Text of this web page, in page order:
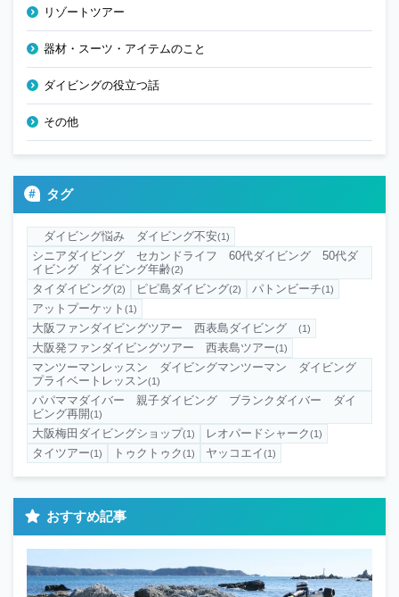
リゾートツアー
器材・スーツ・アイテムのこと
ダイビングの役立つ話
その他
タグ
ダイビング悩み ダイビング不安(1)
シニアダイビング セカンドライフ 60代ダイビング 50代ダ
イビング ダイビング年齢(2)
タイダイビング(2) ピピ島ダイビング(2) パトンビーチ(1)
アットプーケット (1)
大阪ファンダイビングツアー 西表島ダイビング (1)
大阪発ファンダイビングツアー 西表島ツアー(1)
マンツーマンレッスン ダイビングマンツーマン ダイビング
プライベートレッスン(1)
パパママダイバー 親子ダイビング ブランクダイバー ダイ
ビング再開(1)
大阪梅田ダイビングショップ(1) レオパードシャーク(1)
タイツアー(1) トゥクトゥク(1) ヤッコエイ(1)
おすすめ記事